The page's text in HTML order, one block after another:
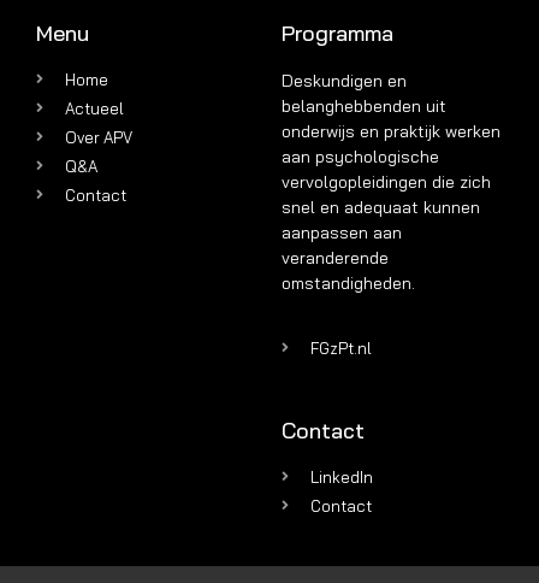
Menu
Home
Actueel
Over APV
Q&A
Contact
Programma
Deskundigen en
belanghebbenden uit
onderwijs en praktijk werken
aan psychologische
vervolgopleidingen die zich
snel en adequaat kunnen
aanpassen aan
veranderende
omstandigheden.
FGzPt.nl
Contact
LinkedIn
Contact